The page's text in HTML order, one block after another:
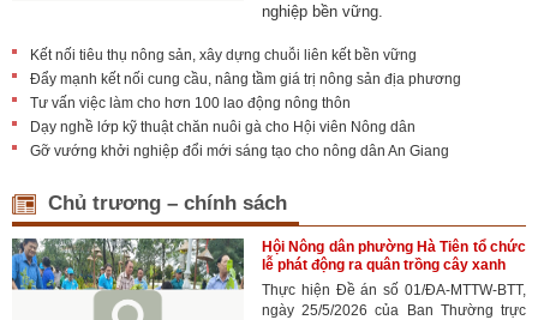
nghiệp bền vững.
Kết nối tiêu thụ nông sản, xây dựng chuỗi liên kết bền vững
Đẩy mạnh kết nối cung cầu, nâng tầm giá trị nông sản địa phương
Tư vấn việc làm cho hơn 100 lao động nông thôn
Dạy nghề lớp kỹ thuật chăn nuôi gà cho Hội viên Nông dân
Gỡ vướng khởi nghiệp đổi mới sáng tạo cho nông dân An Giang
Chủ trương – chính sách
Hội Nông dân phường Hà Tiên tổ chức
lễ phát động ra quân trồng cây xanh
Thực hiện Đề án số 01/ĐA-MTTW-BTT,
ngày 25/5/2026 của Ban Thường trực